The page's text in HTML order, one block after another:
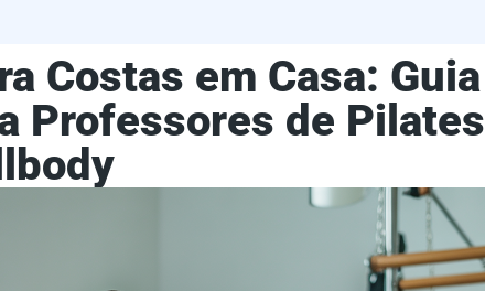
Costas em Casa: Guia
Professores de Pilates